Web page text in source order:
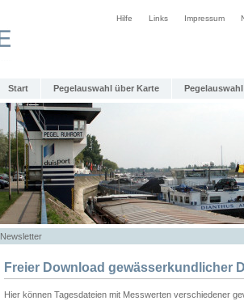
Hilfe Links Impressum
Start Pegelauswahl über Karte
Newsletter
Freier Download gewässerkundlicher
Hier können Tagesdateien mit Messwerten verschiedener